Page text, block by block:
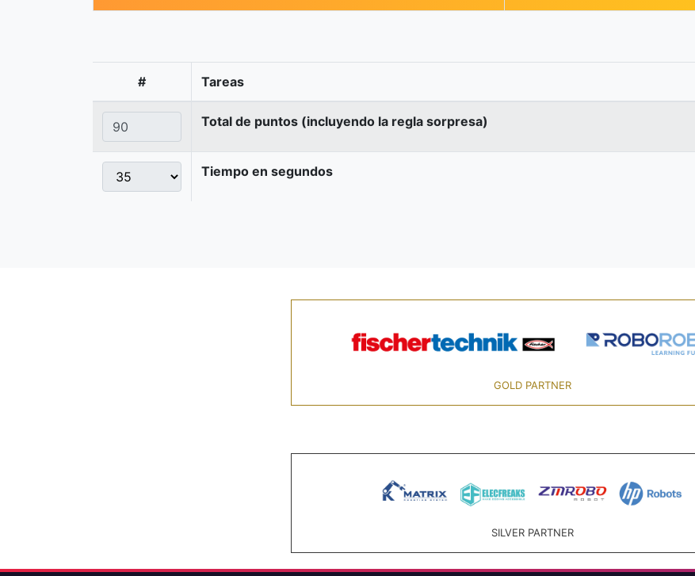
# Tareas
Total de puntos (incluyendo la regla sorpresa)
Tiempo en segundos
GOLD PARTNER
SILVER PARTNER